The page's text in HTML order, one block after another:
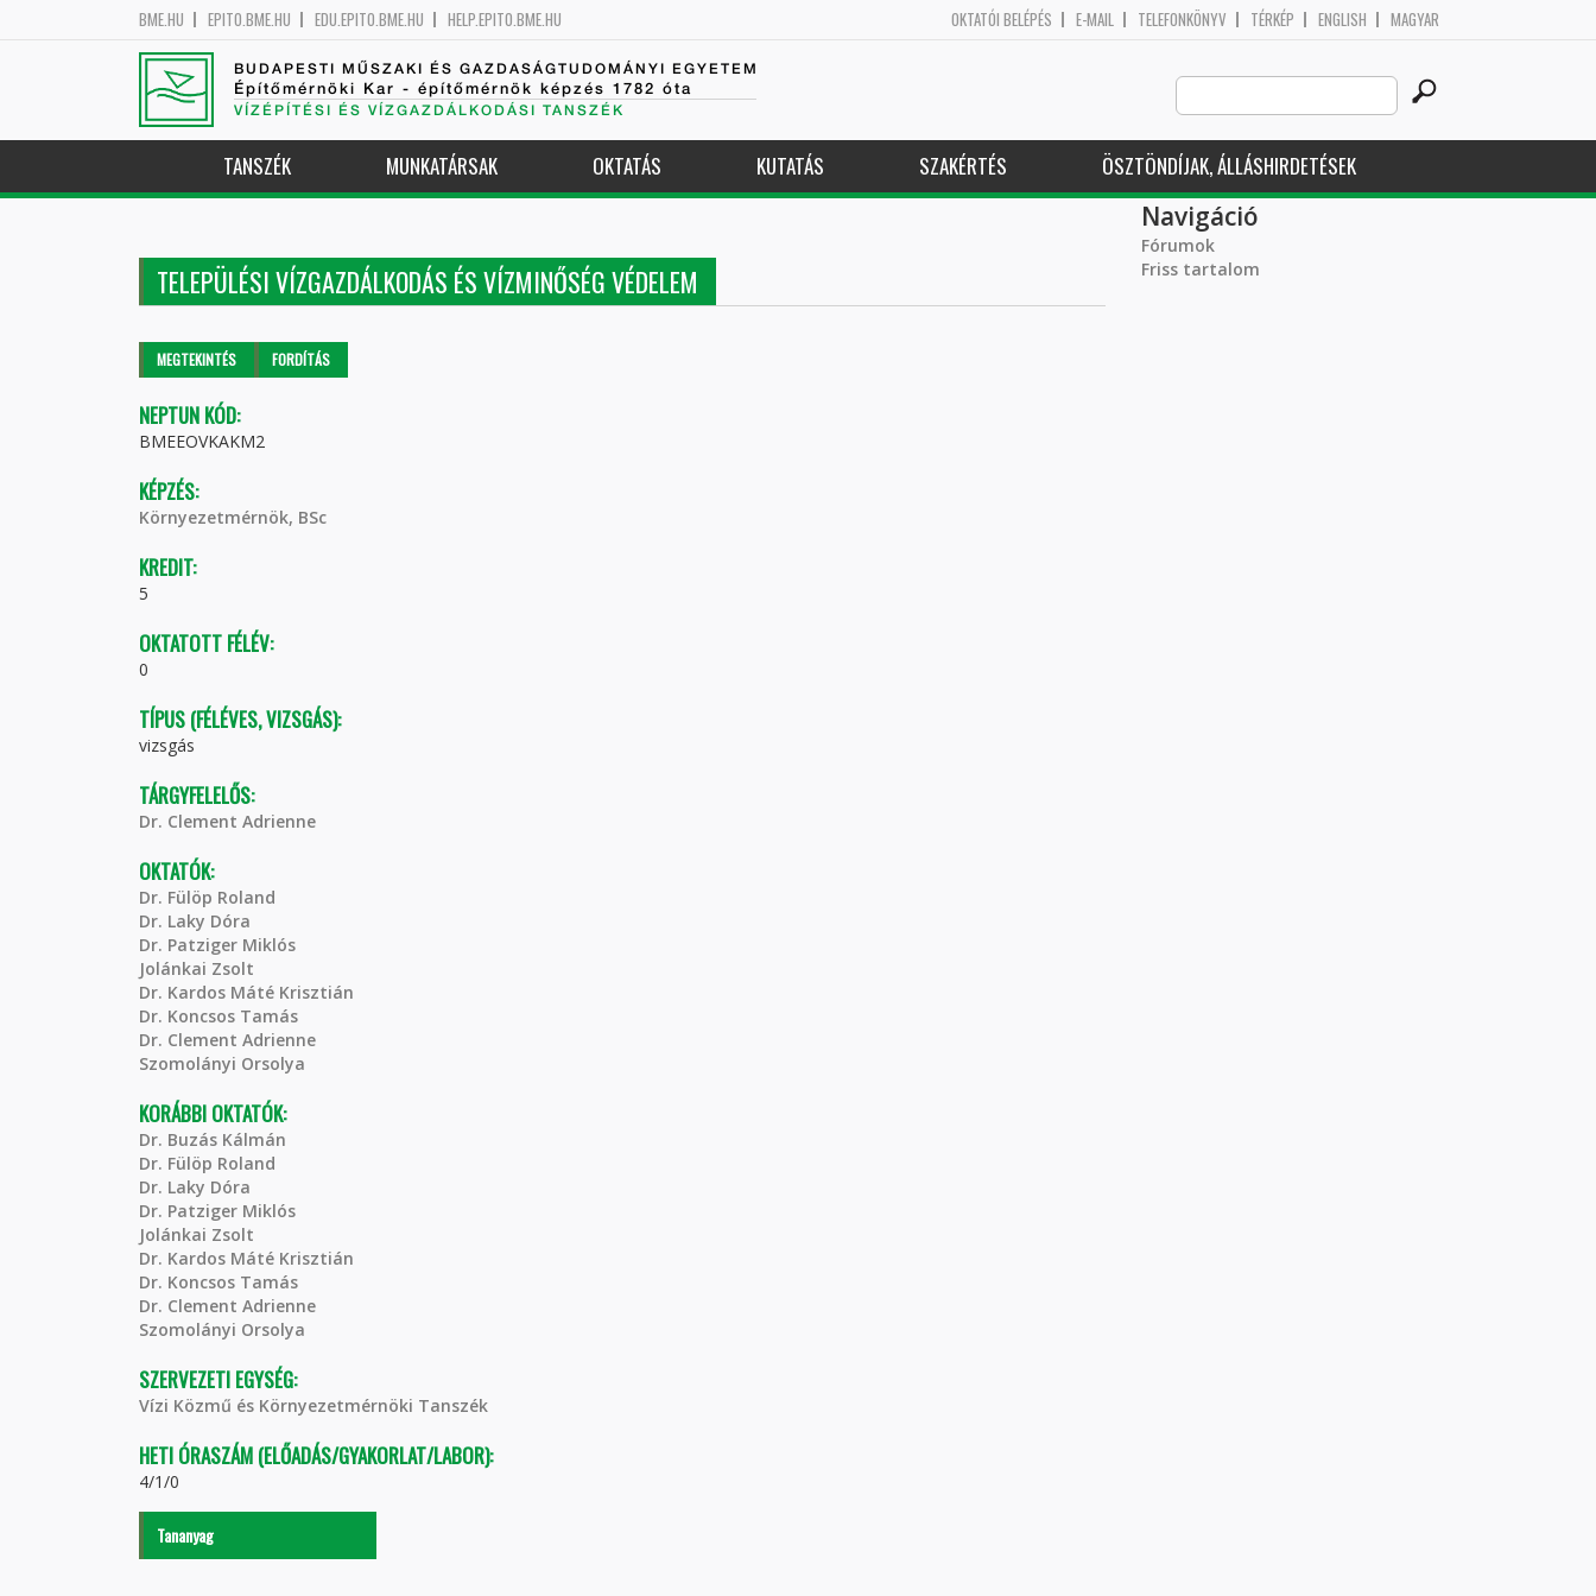
BME.HU EPITO.BME.HU EDU.EPITO.BME.HU HELP.EPITO.BME.HU OKTATÓI BELÉPÉS E-MAIL TELEFONKÖNYV TÉRKÉP ENGLISH MAGYAR
BUDAPESTI MŰSZAKI ÉS GAZDASÁGTUDOMÁNYI EGYETEM
Építőmérnöki Kar - építőmérnök képzés 1782 óta
VÍZÉPÍTÉSI ÉS VÍZGAZDÁLKODÁSI TANSZÉK
Search
this
site
TANSZÉK MUNKATÁRSAK OKTATÁS KUTATÁS SZAKÉRTÉS ÖSZTÖNDÍJAK, ÁLLÁSHIRDETÉSEK
TELEPÜLÉSI VÍZGAZDÁLKODÁS ÉS VÍZMINŐSÉG VÉDELEM
Elsődleges fülek
MEGTEKINTÉS (AKTÍVFORDÍTÁS
NEPTUN KÓD:
BMEEOVKAKM2
KÉPZÉS:
Környezetmérnök, BSc
KREDIT:
5
OKTATOTT FÉLÉV:
0
TÍPUS (FÉLÉVES, VIZSGÁS):
vizsgás
TÁRGYFELELŐS:
Dr. Clement Adrienne
OKTATÓK:
Dr. Fülöp Roland
Dr. Laky Dóra
Dr. Patziger Miklós
Jolánkai Zsolt
Dr. Kardos Máté Krisztián
Dr. Koncsos Tamás
Dr. Clement Adrienne
Szomolányi Orsolya
KORÁBBI OKTATÓK:
Dr. Buzás Kálmán
Dr. Fülöp Roland
Dr. Laky Dóra
Dr. Patziger Miklós
Jolánkai Zsolt
Dr. Kardos Máté Krisztián
Dr. Koncsos Tamás
Dr. Clement Adrienne
Szomolányi Orsolya
SZERVEZETI EGYSÉG:
Vízi Közmű és Környezetmérnöki Tanszék
HETI ÓRASZÁM (ELŐADÁS/GYAKORLAT/LABOR):
4/1/0
Tananyag
Navigáció
Fórumok
Friss tartalom